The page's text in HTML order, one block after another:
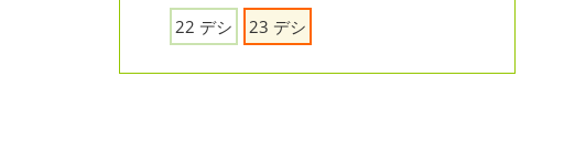
22 デシ
23 デシ